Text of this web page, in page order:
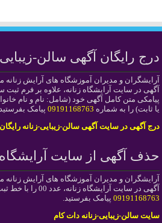
درج رایگان آگهی سالن-
آرایشگران و مدیران آموزشگاه های آرایش زنانه
آگهی در سایت آرایشگاه زنانه، علاوه بر فرم ثبت
پیامکی متن کامل آگهی خود (شامل: نام و نام
یا ثابت) را به شماره 09191168763 پیامک بفرستید.
درج آگهی در سایت آگهی سالن-زیبایی-زنانه
حذف آگهی از سایت
آرایشگران و مدیران آموزشگاه های آرایش
آگهی در سایت آرایشگاه زنانه، عدد 00 را با خط ثبت شده آگهی در سایت به شماره
09191168763 پیامک بفرستید.
سایت سالن-زیبایی-زنانه دات کام